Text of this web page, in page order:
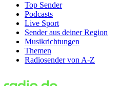
Top Sender
Podcasts
Live Sport
Sender aus deiner Region
Musikrichtungen
Themen
Radiosender von A-Z